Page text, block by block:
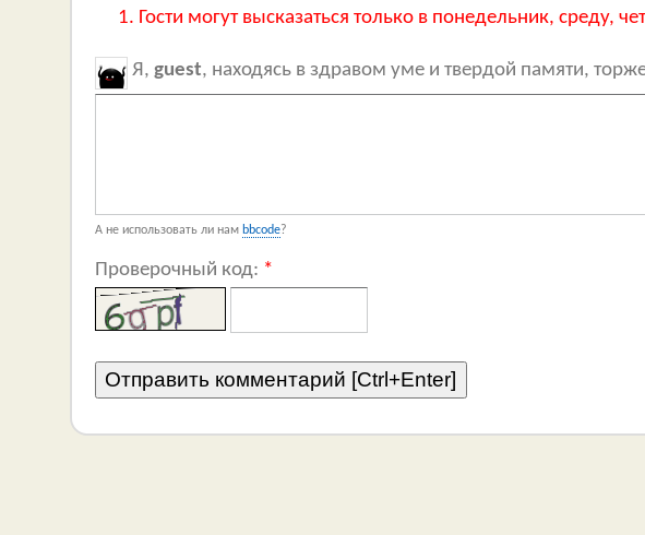
Гости могут высказаться только в понедельник, среду,
Я, guest, находясь в здравом уме и твердой памяти,
А не использовать ли нам bbcode?
Проверочный код: *